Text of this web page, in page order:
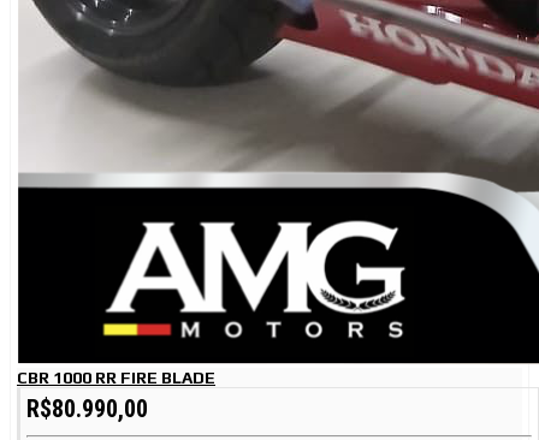
CBR 1000 RR FIRE BLADE
R$80.990,00